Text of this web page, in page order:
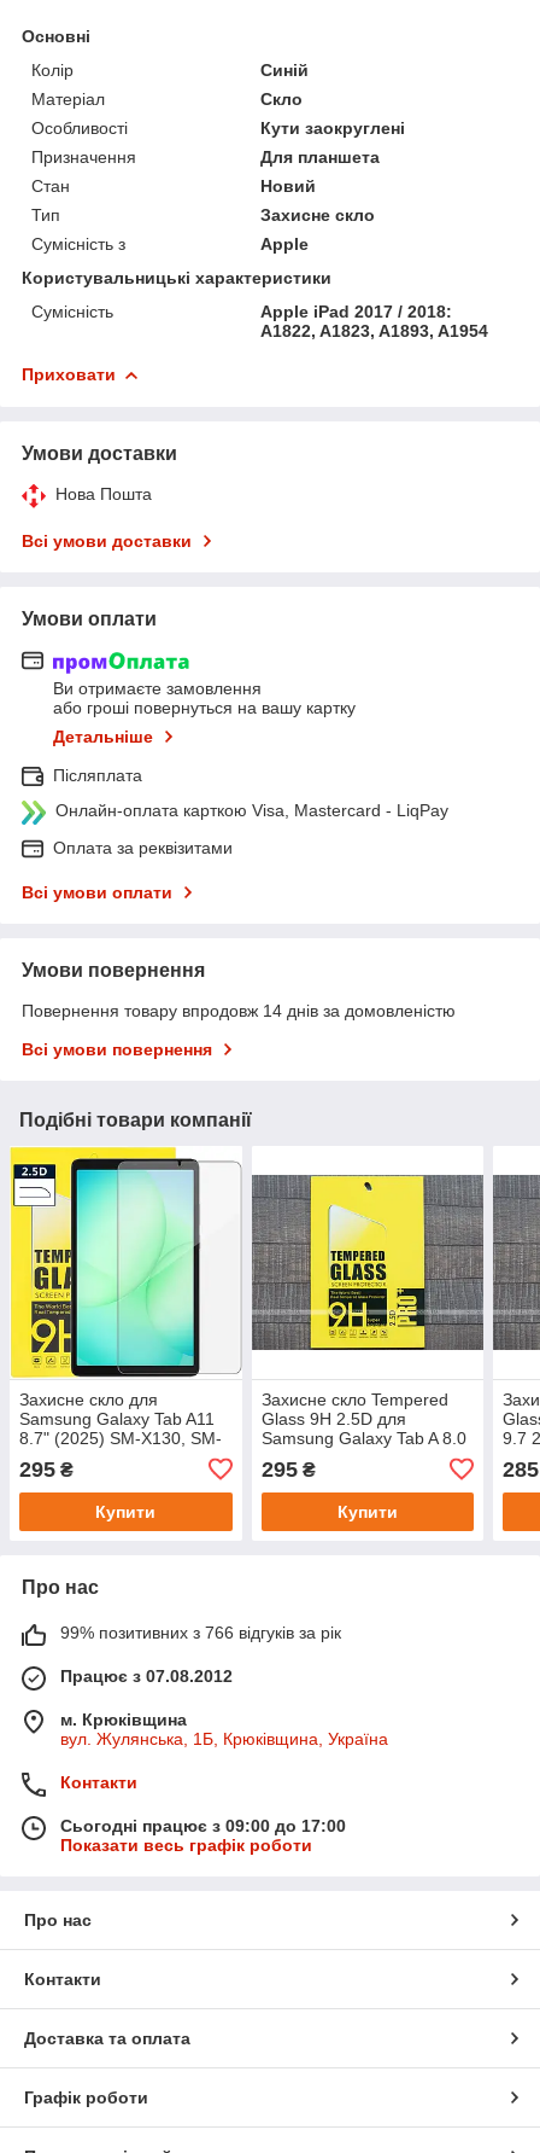
Основні
Колір
Синій
Матеріал
Скло
Особливості
Кути заокруглені
Призначення
Для планшета
Стан
Новий
Тип
Захисне скло
Сумісність з
Apple
Користувальницькі характеристики
Сумісність
Apple iPad 2017 / 2018:
A1822, A1823, A1893, A1954
Приховати
Умови доставки
Нова Пошта
Всі умови доставки
Умови оплати
Ви отримаєте замовлення
або гроші повернуться на вашу картку
Детальніше
Післяплата
Онлайн-оплата карткою Visa, Mastercard - LiqPay
Оплата за реквізитами
Всі умови оплати
Умови повернення
Повернення товару впродовж 14 днів за домовленістю
Всі умови повернення
Подібні товари компанії
Захисне скло для
Samsung Galaxy Tab A11
8.7" (2025) SM-X130, SM-
Tempered Glass 9H 2.5D
295 ₴
Купити
Захисне скло Tempered
Glass 9H 2.5D для
Samsung Galaxy Tab A 8.0
295₴
Купити
9.7
285
Про нас
99% позитивних з 766 відгуків за рік
Працює з 07.08.2012
м. Крюківщина
вул. Жулянська, 1Б, Крюківщина, Україна
Контакти
Сьогодні працює з 09:00 до 17:00
Показати весь графік роботи
Про нас
Контакти
Доставка та оплата
Графік роботи